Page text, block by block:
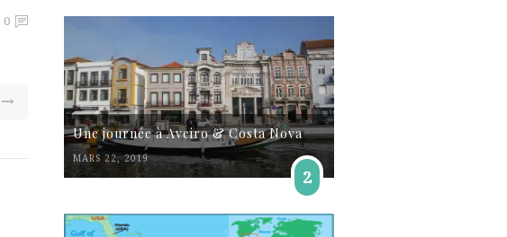
0
Une journée à Aveiro & Costa Nova
MARS 22, 2019
2